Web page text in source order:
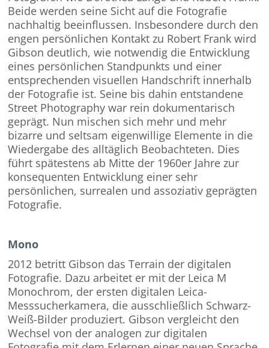
Beide werden seine Sicht auf die Fotografie
nachhaltig beeinflussen. Insbesondere durch den
engen persönlichen Kontakt zu Robert Frank wird
Gibson deutlich, wie notwendig die Entwicklung
eines persönlichen Standpunkts und einer
entsprechenden visuellen Handschrift innerhalb
der Fotografie ist. Seine bis dahin entstandene
Street Photography war rein dokumentarisch
geprägt. Nun mischen sich mehr und mehr
bizarre und seltsam eigenwillige Elemente in die
Wiedergabe des alltäglich Beobachteten. Dies
führt spätestens ab Mitte der 1960er Jahre zur
konsequenten Entwicklung einer sehr
persönlichen, surrealen und assoziativ geprägten
Fotografie.
Mono
2012 betritt Gibson das Terrain der digitalen
Fotografie. Dazu arbeitet er mit der Leica M
Monochrom, der ersten digitalen Leica-
Messsucherkamera, die ausschließlich Schwarz-
Weiß-Bilder produziert. Gibson vergleicht den
Wechsel von der analogen zur digitalen